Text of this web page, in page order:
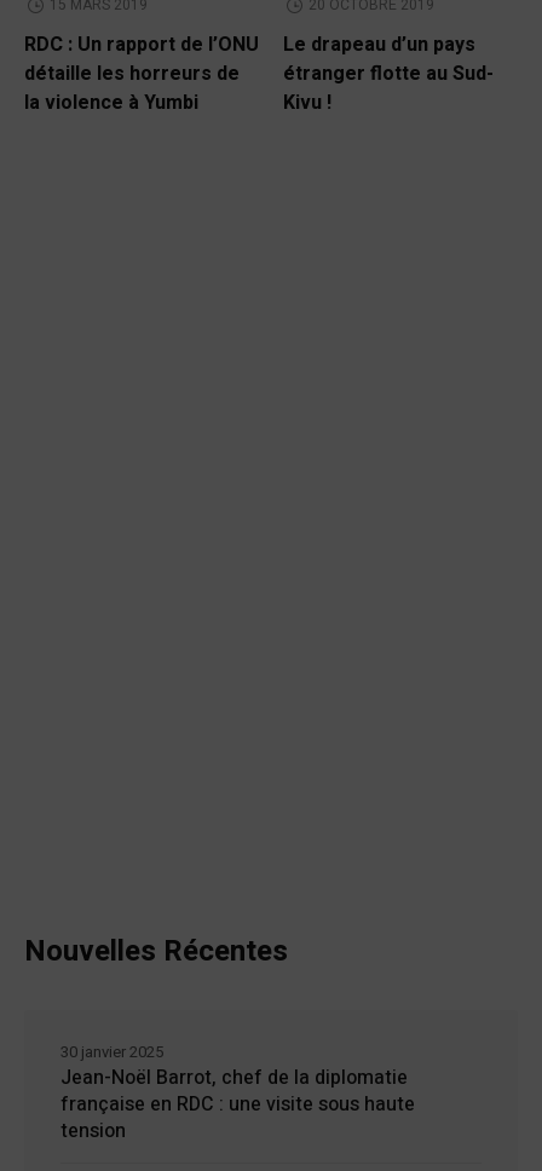
15 MARS 2019
RDC : Un rapport de l’ONU
détaille les horreurs de
la violence à Yumbi
20 OCTOBRE 2019
Le drapeau d’un pays
étranger flotte au Sud-
Kivu !
Nouvelles Récentes
Jean-Noël Barrot, chef de la diplomatie
française en RDC : une visite sous haute
tension
30 janvier 2025